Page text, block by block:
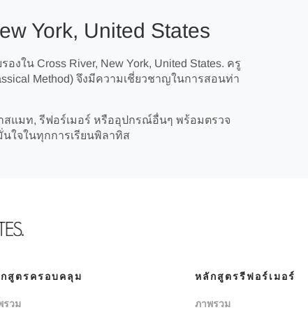
York, United States
ใน Cross River, New York, United States. ครู
Method) จึงมีความเชี่ยวชาญในการสอนท่า
แมท, รีฟอร์เมอร์ หรืออุปกรณ์อื่นๆ พร้อมตรวจ
ใจในทุกการเรียนพิลาทิส
สูตรครอบคลุม
รวม
หลักสูตรรีฟอร์เมอร์
ภาพรวม